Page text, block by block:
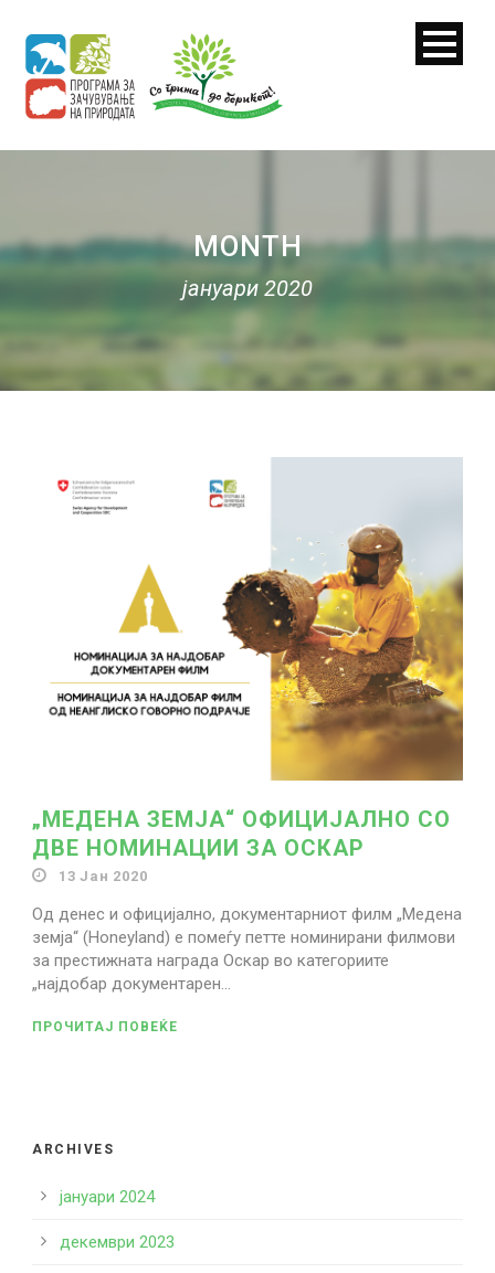
MONTH
јануари 2020
„МЕДЕНА ЗЕМЈА“ ОФИЦИЈАЛНО СО
ДВЕ НОМИНАЦИИ ЗА ОСКАР
13 Јан 2020
Од денес и официјално, документарниот филм „Медена
земја“ (Honeyland) е помеѓу петте номинирани филмови
за престижната награда Оскар во категориите
„најдобар документарен...
ПРОЧИТАЈ ПОВЕЌЕ
ARCHIVES
јануари 2024
декември 2023